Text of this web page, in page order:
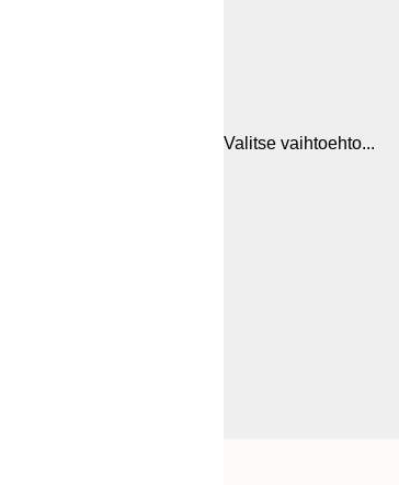
Valitse vaihtoehto...